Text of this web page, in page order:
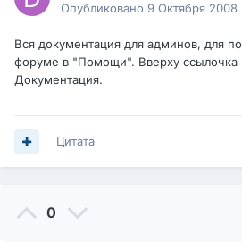
Опубликовано 9 Октября 2008
Вся документация для админов, для
форуме в "Помощи". Вверху ссылочка
Документация.
Цитата
0